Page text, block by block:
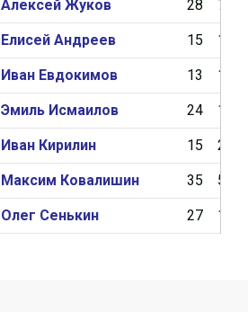
Алексей Жуков 28 7
Елисей Андреев 15 1
Иван Евдокимов 13 1
Эмиль Исмаилов 24 1
Иван Кирилин 15 2
Максим Ковалишин 35 5
Олег Сенькин 27 1